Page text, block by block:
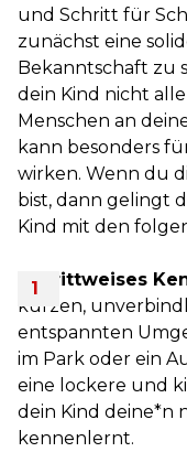
und Schritt für
zunächst eine
Bekanntschaft zu
dein Kind nicht
Menschen an
kann besonders
wirken. Wenn du
bist, dann gelingt
Kind mit den
Schrittweises
kurzen,
entspannten
im Park oder ein
eine lockere und
dein Kind deine*n
kennenlernt.